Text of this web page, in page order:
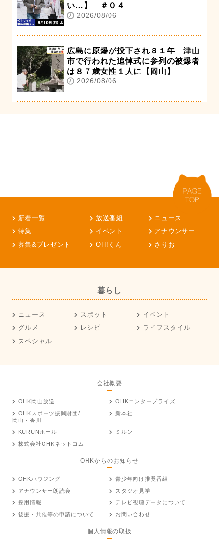
い…】 ＃０４
2026/08/06
広島に原爆が投下され８１年 津山
市で行われた追悼式に参列の被爆者
は８７歳女性１人に【岡山】
2026/08/06
新着一覧 放送番組
ニュース
特集
イベント
アナウンサー
募集&プレゼント
OH!くん さりお
暮らし
ニュース スポット
イベント
グルメ
レシピ
ライフスタイル
スペシャル
会社概要
OHK岡山放送
OHKエンタープライズ
OHKスポーツ振興財団/
岡山・香川
新本社
KURUNホール
ミルン
株式会社OHKネットコム
OHKからのお知らせ
OHKハウジング
青少年向け推奨番組
アナウンサー朗読会
スタジオ見学
採用情報
テレビ視聴データについて
後援・共催等の申請について
お問い合わせ
個人情報の取扱